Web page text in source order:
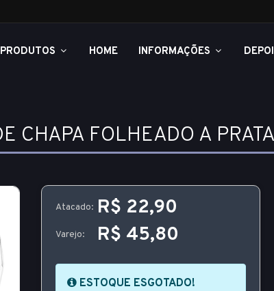
PRODUTOS HOME INFORMAÇÕES
CHAPA FOLHEADO A
Atacado: R$ 22,90
Varejo: R$ 45,80
ESTOQUE ESGOTADO!